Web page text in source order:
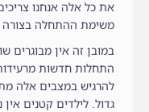
את כל אלה אנחנו
משימת ההתחלה בצורה
במובן זה אין מבוגרים
התחלות חדשות
להרגיש במצבים אלה
גדול. לילדים קטנים